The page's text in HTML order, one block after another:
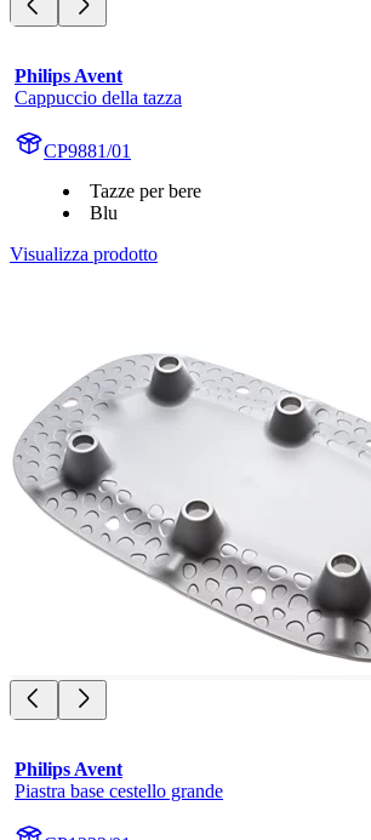
Philips Avent
Cappuccio della tazza
CP9881/01
Tazze per bere
Blu
Visualizza prodotto
Philips Avent
Piastra base cestello grande